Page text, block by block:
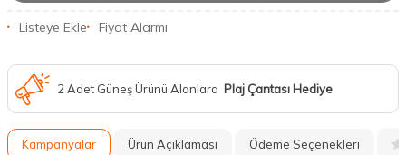
Listeye Ekle Fiyat Alarmı
2 Adet Güneş Ürünü Alanlara Plaj Çantası Hediye
Kampanyalar Ürün Açıklaması Ödeme Seçenekleri